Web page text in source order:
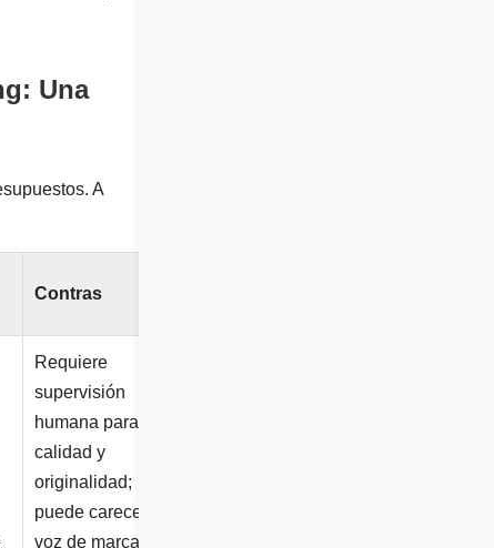
Una
A
Contras
Requiere
supervisión
humana para
calidad y
originalidad;
puede carecer de
voz de marca